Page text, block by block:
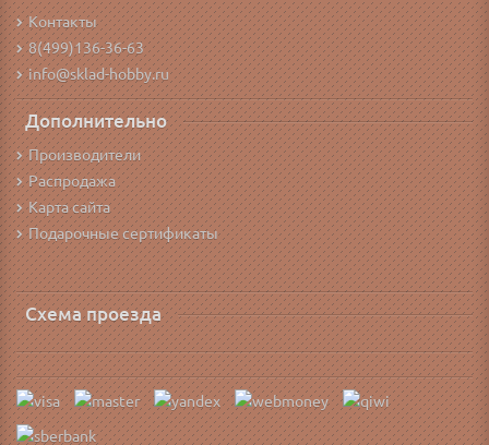
Контакты
8(499)136-36-63
info@sklad-hobby.ru
Дополнительно
Производители
Распродажа
Карта сайта
Подарочные сертификаты
Схема проезда